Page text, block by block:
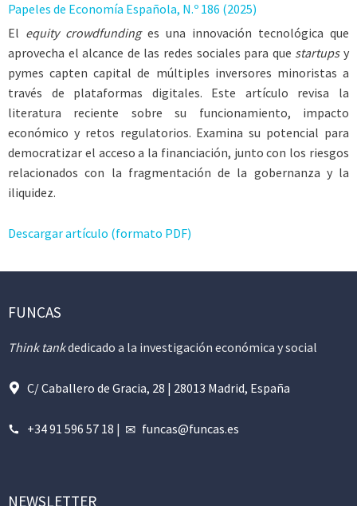
Papeles de Economía Española, N.º 186 (2025)
El equity crowdfundinges una innovación tecnológica que
aprovecha el alcance de las redes sociales para que startupsy
pymes capten capital de múltiples inversores minoristas a
través de plataformas digitales. Este artículo revisa la
literatura reciente sobre su funcionamiento, impacto
económico y retos regulatorios. Examina su potencial para
democratizar el acceso a la financiación, junto con los riesgos
relacionados con la fragmentación de la gobernanza y la
iliquidez.
Descargar artículo (formato PDF)
FUNCAS
Think tankdedicado a la investigación económica y social
C/ Caballero de Gracia, 28 | 28013 Madrid, España
+34 91 596 57 18 | funcas@funcas.es
NEWSLETTER